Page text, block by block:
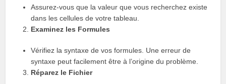
Assurez-vous que la valeur que vous recherchez existe
dans les cellules de votre tableau.
Examinez les Formules
Vérifiez la syntaxe de vos formules. Une erreur de
syntaxe peut facilement être à l’origine du problème.
Réparez le Fichier